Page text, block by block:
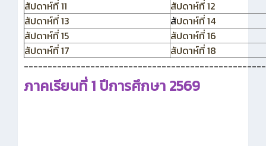
สัปดาห์ที่ 11
สัปดาห์ที่ 12
สัปดาห์ที่ 13
สัปดาห์ที่ 14
สัปดาห์ที่ 15
สัปดาห์ที่ 16
สัปดาห์ที่ 17
สัปดาห์ที่ 18
ภาคเรียนที่ 1 ปีการศึกษา 2569